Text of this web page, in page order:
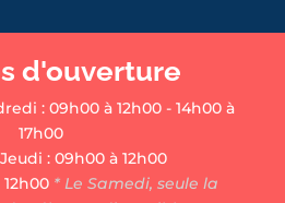
d'ouverture
: 09h00 à 12h00 - 14h00 à
17h00
: 09h00 à 12h00
* Le Samedi, seule la